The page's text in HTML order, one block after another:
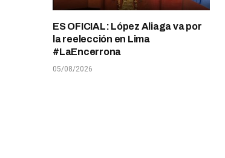
ES OFICIAL: López Aliaga va por
la reelección en Lima
#LaEncerrona
05/08/2026